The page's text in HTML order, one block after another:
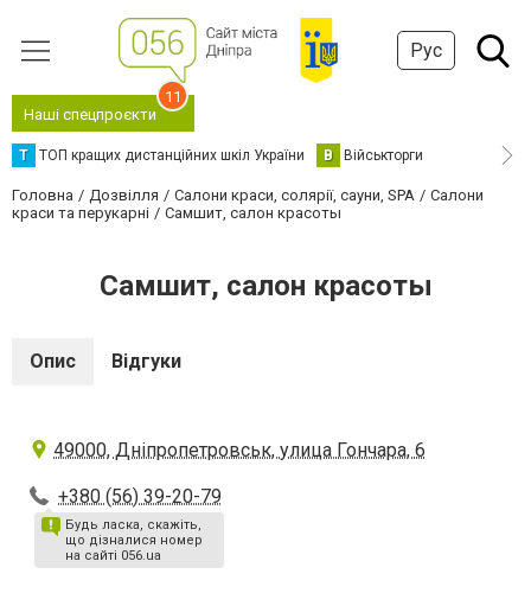
Рус
Наші спецпроєкти
11
Т ТОП кращих дистанційних шкіл України В Військторги
Головна Дозвілля Салони краси, солярії, сауни, SPA
Салони
краси та перукарні
Самшит, салон красоты
Самшит, салон красоты
Опис Відгуки
49000, Дніпропетровськ, улица Гончара, 6
+380 (56) 39-20-79
Будь ласка, скажіть,
що дізналися номер
на сайті 056.ua